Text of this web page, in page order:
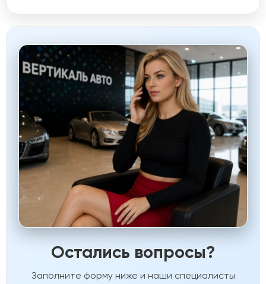
Остались вопросы?
Заполните форму ниже и наши специалисты